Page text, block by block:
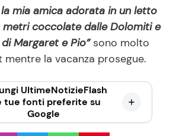
mia amica adorata in un letto
coccolate dalle Dolomiti e
Margaret e Pio”sono molto
la vacanza prosegue.
UltimeNotizieFlash
tue fonti preferite su
Google